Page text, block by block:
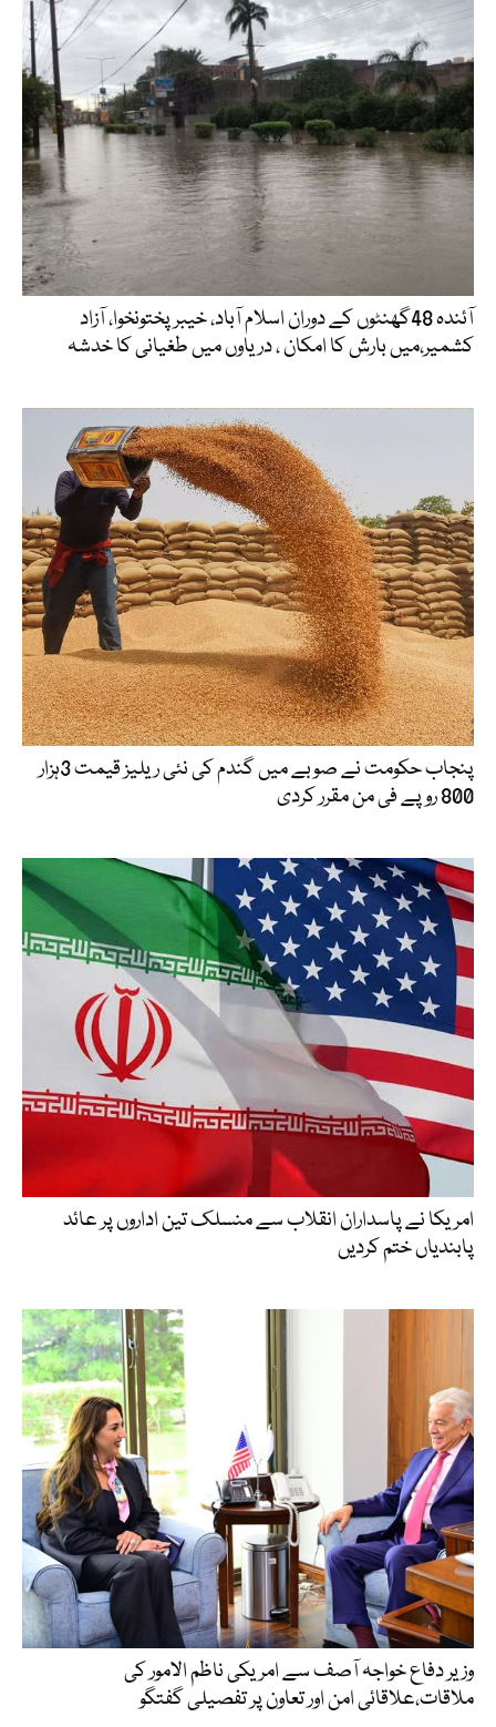
آئندہ 48گھنٹوں کے دوران اسلام آباد، خیبرپختونخوا، آزاد
کشمیر،میں بارش کا امکان ، دریاوں میں طغیانی کا خدشہ
پنجاب حکومت نے صوبے میں گندم کی نئی ریلیز قیمت 3ہزار
800 روپے فی من مقرر کردی
امریکا نے پاسداران انقلاب سے منسلک تین اداروں پر عائد
پابندیاں ختم کردیں
وزیر دفاع خواجہ آصف سے امریکی ناظم الامور کی
ملاقات،علاقائی امن اور تعاون پر تفصیلی گفتگو